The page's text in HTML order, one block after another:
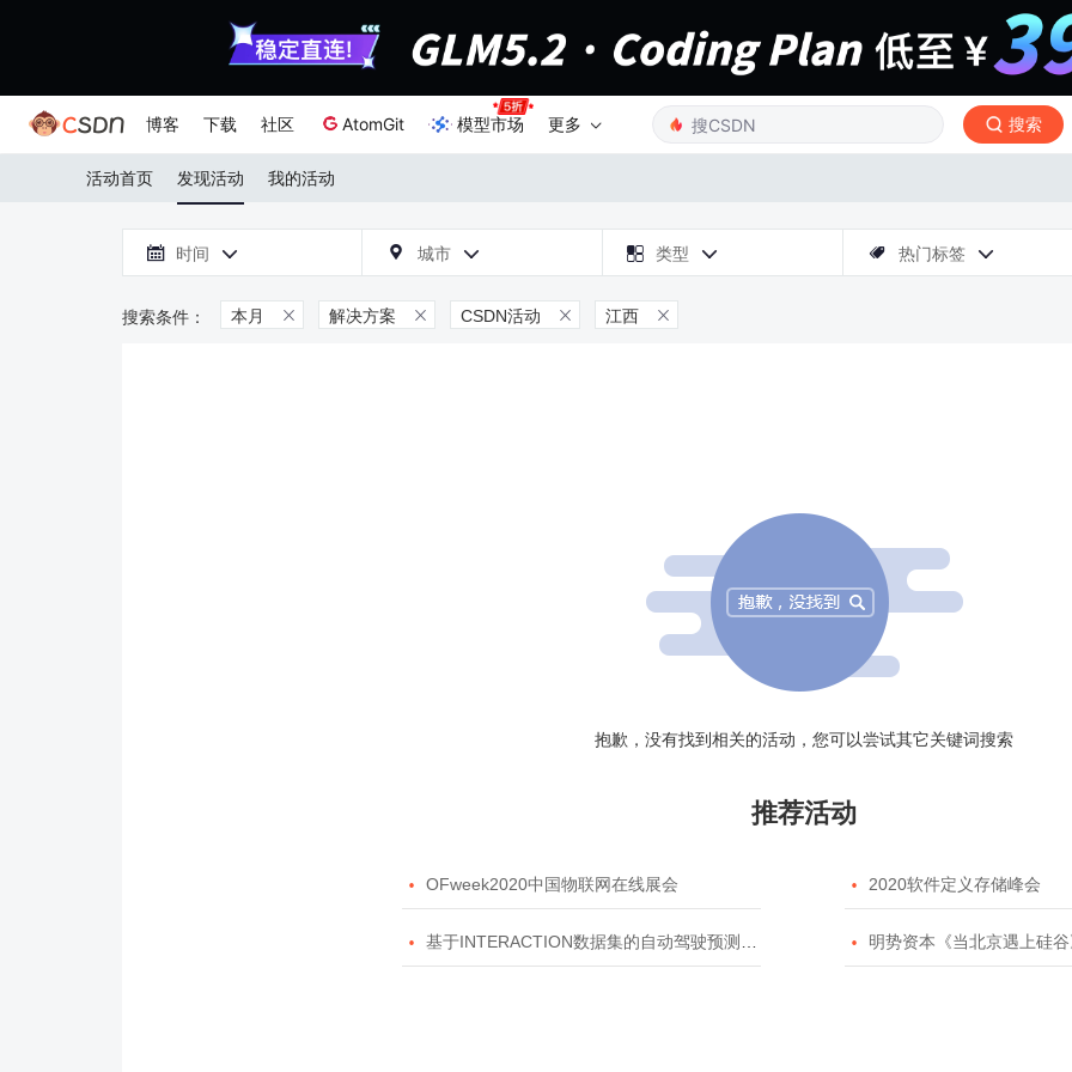
博客 下载 社区 AtomGit 模型市场 更多 搜索
活动首页 发现活动 我的活动
 时间   城市   类型   热门标签 
本月  解决方案  CSDN活动  江西 
抱歉，没有找到相关的活动，您可以尝试其它关键词搜索
推荐活动
 OFweek2020中国物联网在线展会  2020软件定义存储峰会
 基于INTERACTION数据集的自动驾驶预测模型挑战赛  明势资本《当北京遇上硅谷》系列